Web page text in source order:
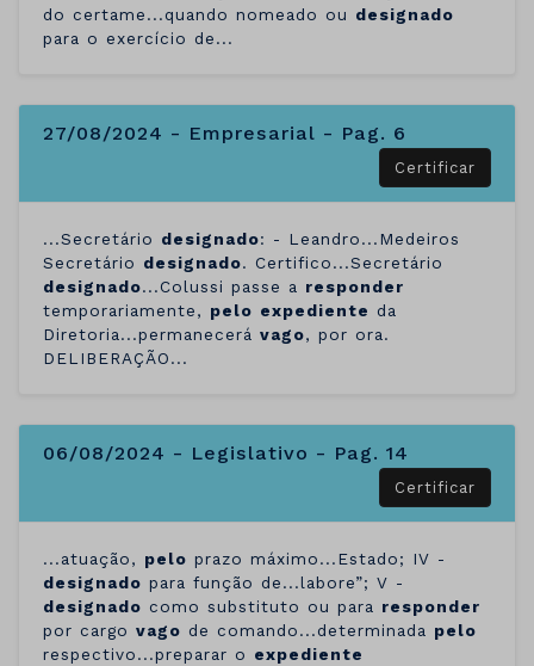
do certame...quando nomeado ou designado
para o exercício de...
27/08/2024 - Empresarial - Pag. 6
Certificar
...Secretário designado: - Leandro...Medeiros
Secretário designado. Certifico...Secretário
designado...Colussi passe a responder
temporariamente, pelo expediente da
Diretoria...permanecerá vago, por ora.
DELIBERAÇÃO...
06/08/2024 - Legislativo - Pag. 14
Certificar
...atuação, pelo prazo máximo...Estado; IV -
designado para função de...labore”; V -
designado como substituto ou para responder
por cargo vago de comando...determinada pelo
respectivo...preparar o expediente